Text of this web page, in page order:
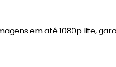
em até 1080p lite,